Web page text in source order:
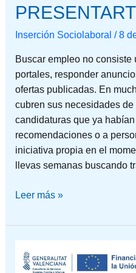
Inserción Sociolaboral /8
Buscar empleo no consiste
portales, responder
ofertas publicadas. En
cubren sus necesidades
candidaturas que ya
recomendaciones o a
iniciativa propia en el
llevas semanas buscando
Leer más »
buscando